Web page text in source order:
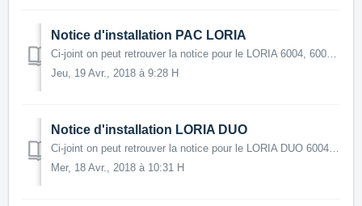
Notice d'installation PAC LORIA
Ci-joint on peut retrouver la notice pour le LORIA 6004, 6006, 6008, 6010 (chauffage seul). Tous les informations concernant la performance de la PAC pour...
Jeu, 19 Avr., 2018 à 9:28 H
Notice d'installation LORIA DUO
Ci-joint on peut retrouver la notice pour le LORIA DUO 6004, 6006, 6008, 6010 (PAC avec boiler ECS intégré). Le document contient aussi tous les infos s...
Mer, 18 Avr., 2018 à 10:31 H